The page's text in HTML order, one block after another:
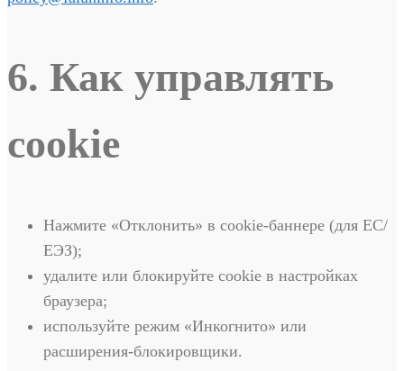
6. Как управлять
cookie
Нажмите «Отклонить» в cookie-баннере (для ЕС/
ЕЭЗ);
удалите или блокируйте cookie в настройках
браузера;
используйте режим «Инкогнито» или
расширения-блокировщики.